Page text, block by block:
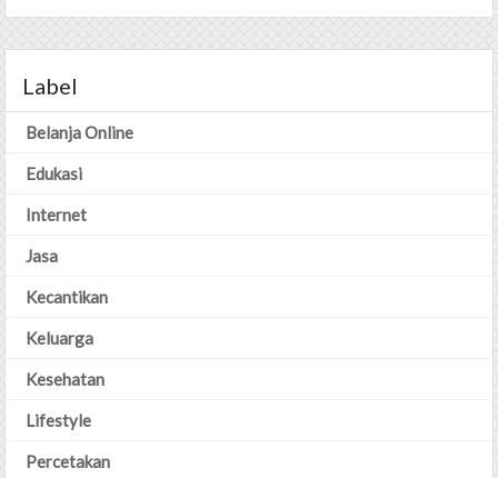
Label
Belanja Online
Edukasi
Internet
Jasa
Kecantikan
Keluarga
Kesehatan
Lifestyle
Percetakan